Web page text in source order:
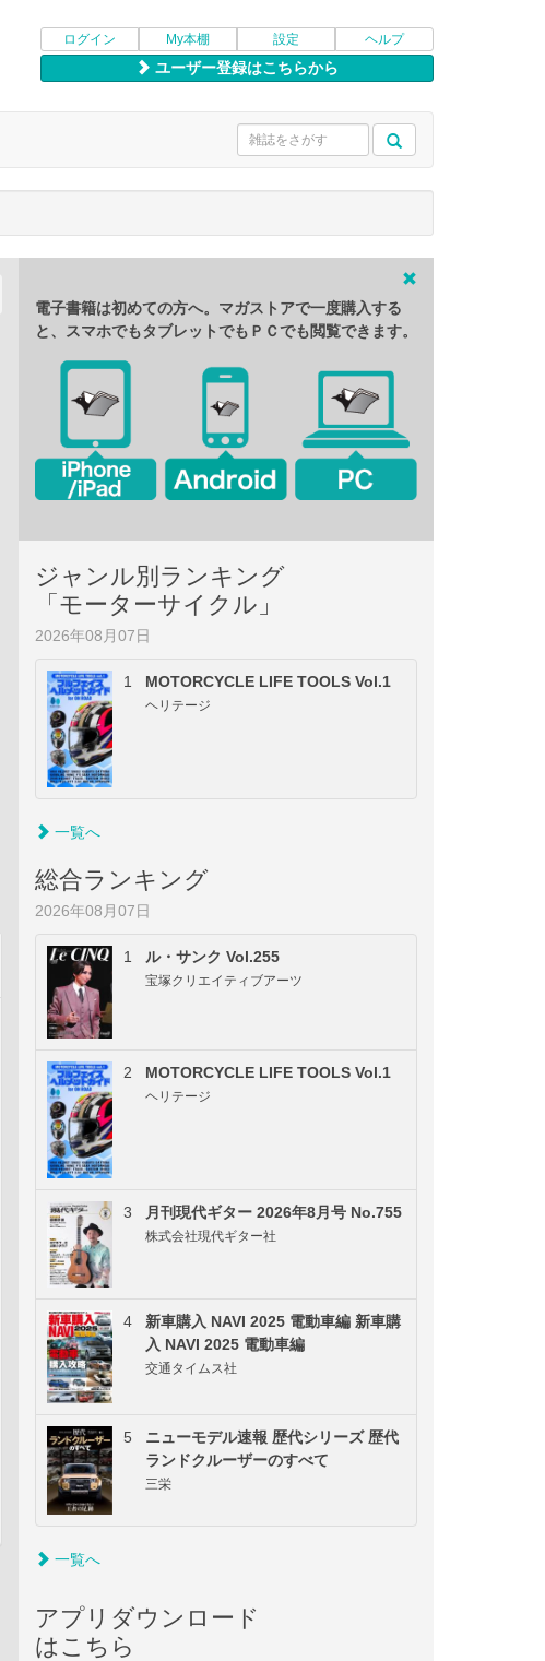
ログイン My本棚 設定 ヘルプ
ユーザー登録はこちらから
電子書籍は初めての方へ。マガストアで一度購入する
と、スマホでもタブレットでもＰＣでも閲覧できます。
ジャンル別ランキング
「モーターサイクル」
2026年08月07日
1 MOTORCYCLE LIFE TOOLS Vol.1
ヘリテージ
一覧へ
総合ランキング
2026年08月07日
1 ル・サンク Vol.255
宝塚クリエイティブアーツ
2 MOTORCYCLE LIFE TOOLS Vol.1
ヘリテージ
3 月刊現代ギター 2026年8月号 No.755
株式会社現代ギター社
4
新車購入 NAVI 2025 電動車編 新車購
入 NAVI 2025 電動車編
交通タイムス社
5
ニューモデル速報 歴代シリーズ 歴代
ランドクルーザーのすべて
三栄
一覧へ
アプリダウンロード
はこちら